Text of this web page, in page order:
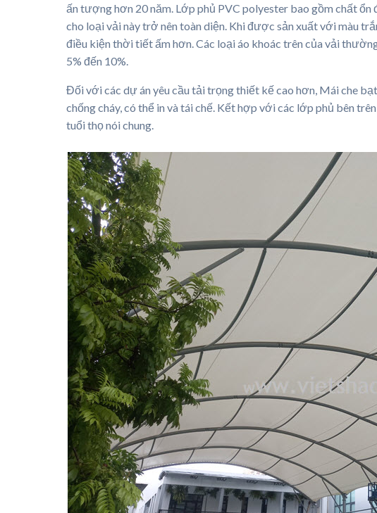
ấn tượng hơn 20 năm. Lớp phủ PVC polyester bao gồm chất ổn
cho loại vải này trở nên toàn diện. Khi được sản xuất với màu
điều kiện thời tiết ấm hơn. Các loại áo khoác trên của vải
5% đến 10%.
Đối với các dự án yêu cầu tải trọng thiết kế cao hơn, Mái che
chống cháy, có thể in và tái chế. Kết hợp với các lớp phủ bên
tuổi thọ nói chung.